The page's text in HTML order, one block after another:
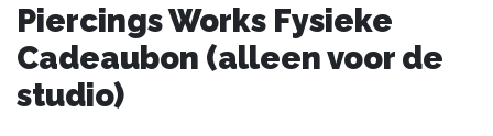
Piercings Works Fysieke
Cadeaubon (alleen voor de
studio)